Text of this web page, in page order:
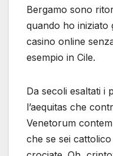
Bergamo sono
quando ho iniziato
casino online
esempio in Cile.
Da secoli esaltati i
l’aequitas che
Venetorum
che se sei